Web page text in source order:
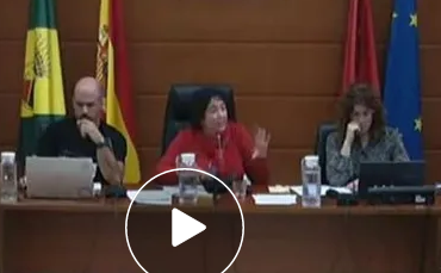
el "ataque machista" del concejal
Guijarro.
de la Comunidad de Madrid,
de este concejal .